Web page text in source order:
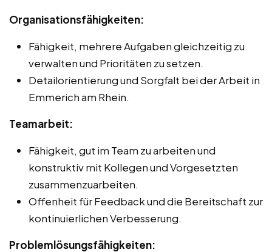
Organisationsfähigkeiten:
Fähigkeit, mehrere Aufgaben gleichzeitig zu
verwalten und Prioritäten zu setzen.
Detailorientierung und Sorgfalt bei der Arbeit in
Emmerich am Rhein.
Teamarbeit:
Fähigkeit, gut im Team zu arbeiten und
konstruktiv mit Kollegen und Vorgesetzten
zusammenzuarbeiten.
Offenheit für Feedback und die Bereitschaft zur
kontinuierlichen Verbesserung.
Problemlösungsfähigkeiten: